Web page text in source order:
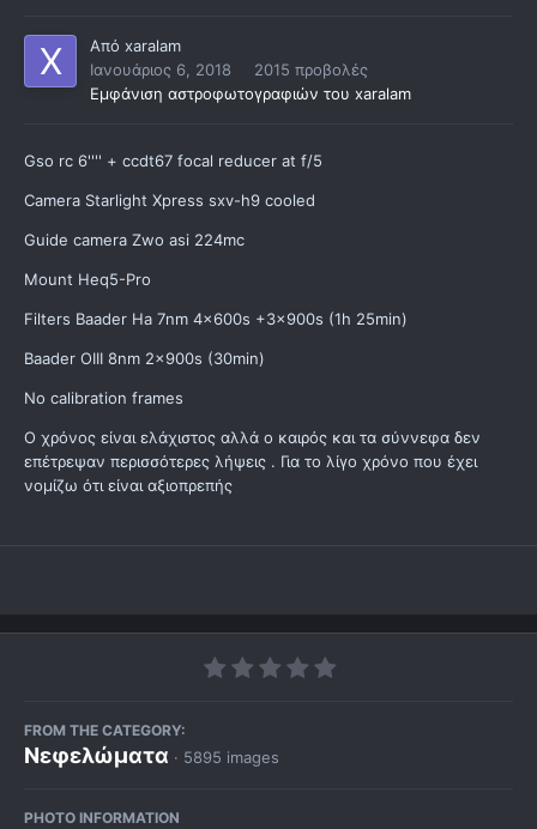
Από xaralam
Ιανουάριος 6, 2018
2015 προβολές
Εμφάνιση αστροφωτογραφιών του xaralam
Gso rc 6'''' + ccdt67 focal reducer at f/5
Camera Starlight Xpress sxv-h9 cooled
Guide camera Zwo asi 224mc
Mount Heq5-Pro
Filters Baader Ha 7nm 4x600s +3x900s (1h 25min)
Baader OIII 8nm 2x900s (30min)
No calibration frames
Ο χρόνος είναι ελάχιστος αλλά ο καιρός και τα σύννεφα δεν
επέτρεψαν περισσότερες λήψεις . Για το λίγο χρόνο που έχει
νομίζω ότι είναι αξιοπρεπής
FROM THE CATEGORY:
Νεφελώματα · 5895 images
PHOTO INFORMATION